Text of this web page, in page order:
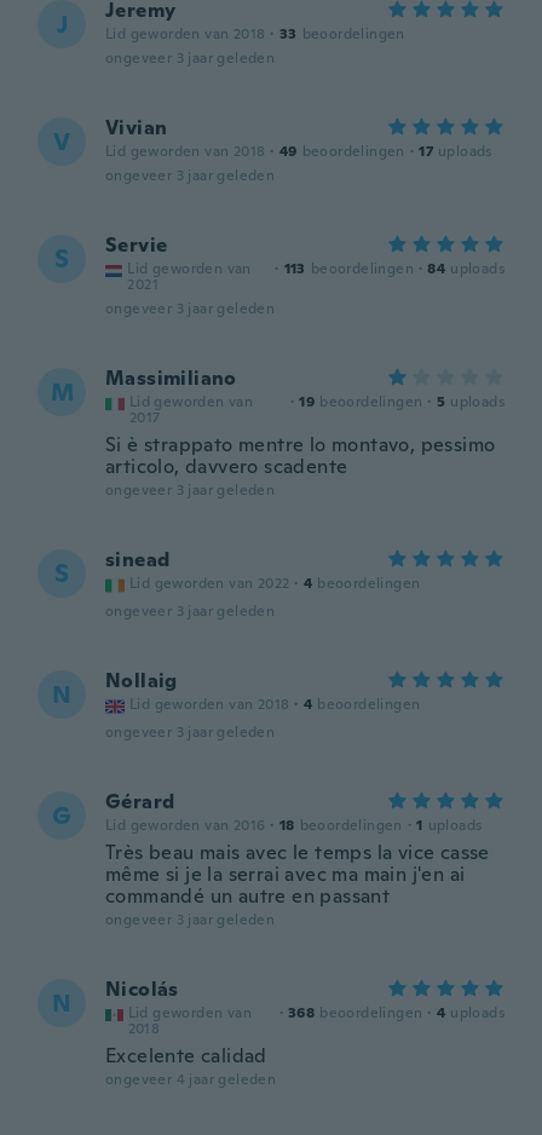
J Jeremy
Lid geworden van 2018 · 33 beoordelingen
ongeveer 3 jaar geleden
V Vivian
Lid geworden van 2018 · 49 beoordelingen · 17 uploads
ongeveer 3 jaar geleden
S Servie
Lid geworden van
2021
· 113 beoordelingen · 84 uploads
ongeveer 3 jaar geleden
M Massimiliano
Lid geworden van
2017
· 19 beoordelingen · 5 uploads
Si è strappato mentre lo montavo, pessimo
articolo, davvero scadente
ongeveer 3 jaar geleden
S sinead
Lid geworden van 2022 · 4 beoordelingen
ongeveer 3 jaar geleden
N Nollaig
Lid geworden van 2018 · 4 beoordelingen
ongeveer 3 jaar geleden
G Gérard
Lid geworden van 2016 · 18 beoordelingen · 1 uploads
Très beau mais avec le temps la vice casse
même si je la serrai avec ma main j'en ai
commandé un autre en passant
ongeveer 3 jaar geleden
N Nicolás
Lid geworden van
2018
· 368 beoordelingen · 4 uploads
Excelente calidad
ongeveer 4 jaar geleden